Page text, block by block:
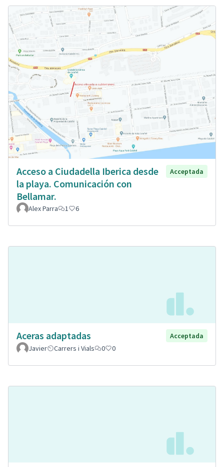
Acceso a Ciudadella Iberica desde
la playa. Comunicación con
Bellamar.
Acceptada
Alex Parra 1 6
Aceras adaptadas
Acceptada
Javier
Carrers i Vials 0 0